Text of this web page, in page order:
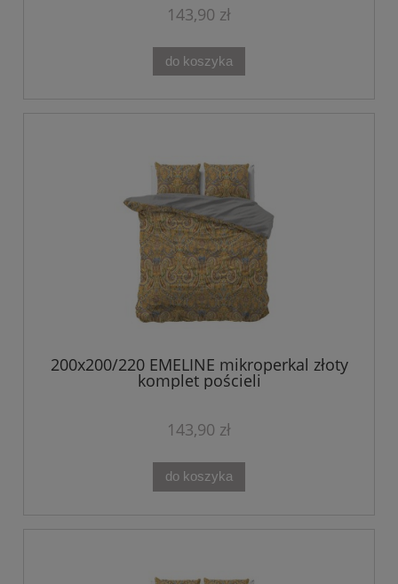
143,90 zł
do koszyka
200x200/220 EMELINE mikroperkal złoty
komplet pościeli
143,90 zł
do koszyka